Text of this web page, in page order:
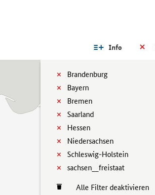
Info
Brandenburg
Bayern
Bremen
Saarland
Hessen
Niedersachsen
Schleswig-Holstein
sachsen__freistaat
Alle Filter deaktivieren